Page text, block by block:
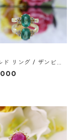
ド リング / ザンビア
ド / 18Kゴールド